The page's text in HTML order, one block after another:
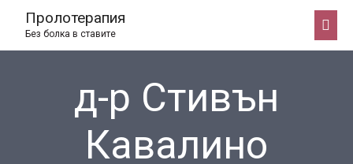
Пролотерапия
Без болка в ставите
д-р Стивън
Кавалино